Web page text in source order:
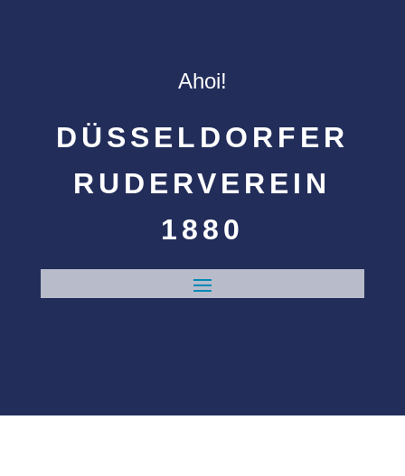
Ahoi!
DÜSSELDORFER
RUDERVEREIN
1880